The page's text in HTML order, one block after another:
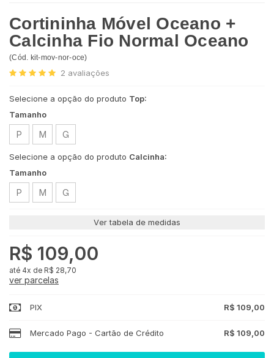
Cortininha Móvel Oceano +
Calcinha Fio Normal Oceano
(Cód. kit-mov-nor-oce)
2 avaliações
Selecione a opção do produto Top:
Tamanho
P M G
Selecione a opção do produto Calcinha:
Tamanho
P M G
Ver tabela de medidas
R$ 109,00
4x de R$ 28,70
ver parcelas
PIX R$ 109,00
Mercado Pago - Cartão de Crédito R$ 109,00